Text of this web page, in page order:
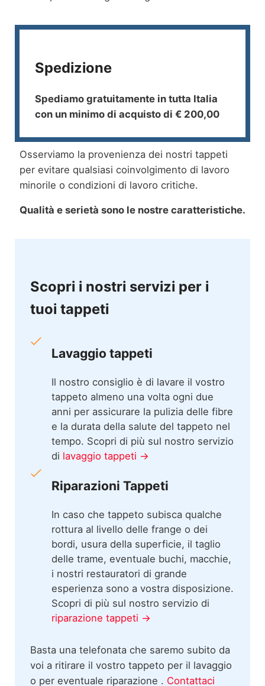
Spedizione
Spediamo gratuitamente in tutta Italia
con un minimo di acquisto di € 200,00
Osserviamo la provenienza dei nostri tappeti
per evitare qualsiasi coinvolgimento di lavoro
minorile o condizioni di lavoro critiche.
Qualità e serietà sono le nostre caratteristiche.
Scopri i nostri servizi per i
tuoi tappeti
Lavaggio tappeti
Il nostro consiglio è di lavare il vostro
tappeto almeno una volta ogni due
anni per assicurare la pulizia delle fibre
e la durata della salute del tappeto nel
tempo. Scopri di più sul nostro servizio
di lavaggio tappeti →
Riparazioni Tappeti
In caso che tappeto subisca qualche
rottura al livello delle frange o dei
bordi, usura della superficie, il taglio
delle trame, eventuale buchi, macchie,
i nostri restauratori di grande
esperienza sono a vostra disposizione.
Scopri di più sul nostro servizio di
riparazione tappeti →
Basta una telefonata che saremo subito da
voi a ritirare il vostro tappeto per il lavaggio
o per eventuale riparazione . Contattaci